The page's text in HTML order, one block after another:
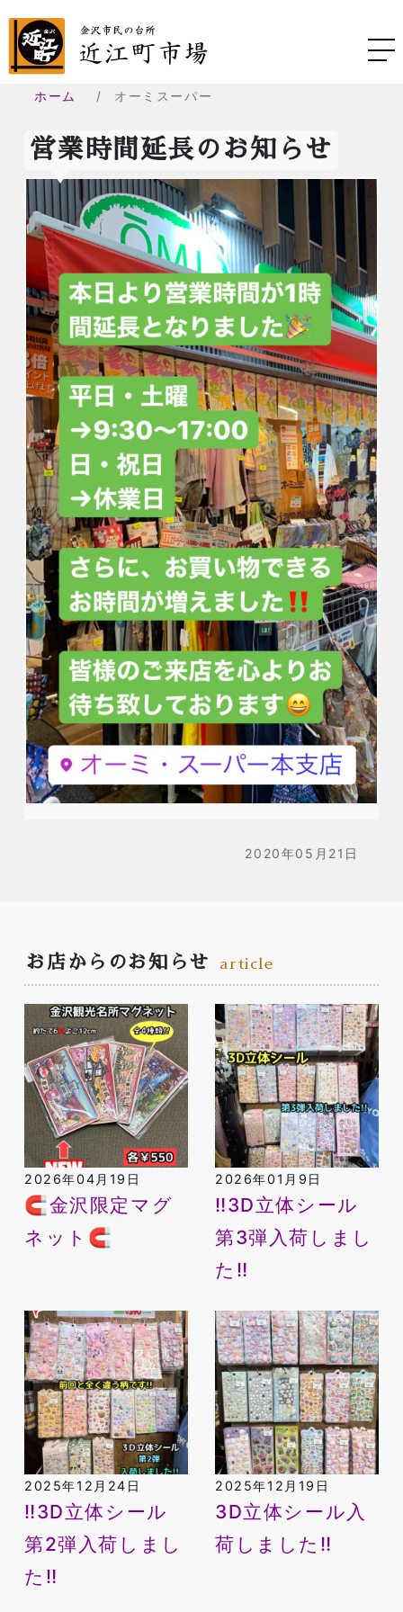
ホーム オーミスーパー
営業時間延長のお知らせ
2020年05月21日
お店からのお知らせ article
2026年04月19日
🧲金沢限定マグ
ネット🧲
2026年01月9日
‼️3D立体シール
第3弾入荷しまし
た‼️
2025年12月24日
‼️3D立体シール
第2弾入荷しまし
た‼️
2025年12月19日
3D立体シール入
荷しました‼️